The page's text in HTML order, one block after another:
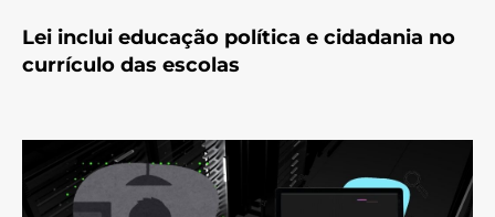
Lei inclui educação política e cidadania no
currículo das escolas